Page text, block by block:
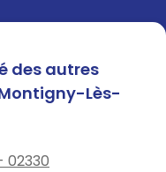
des autres
Lès-
02330